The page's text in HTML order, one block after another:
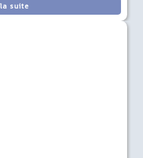
suite